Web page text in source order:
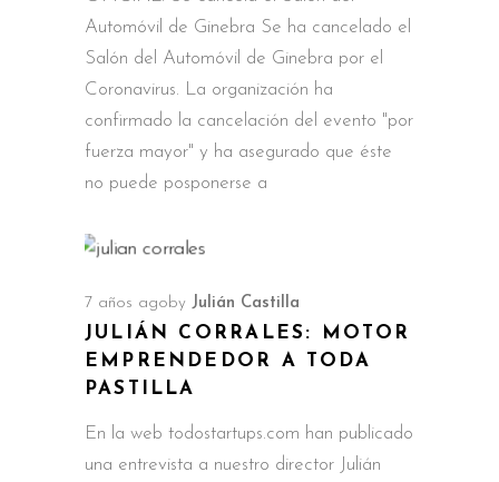
Automóvil de Ginebra Se ha cancelado el
Salón del Automóvil de Ginebra por el
Coronavirus. La organización ha
confirmado la cancelación del evento "por
fuerza mayor" y ha asegurado que éste
no puede posponerse a
7 años ago by Julián Castilla
JULIÁN CORRALES: MOTOR
EMPRENDEDOR A TODA
PASTILLA
En la web todostartups.com han publicado
una entrevista a nuestro director Julián